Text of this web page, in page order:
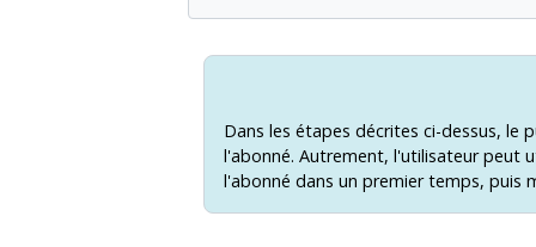
Dans les étapes décrites ci-dessus,
l'abonné. Autrement, l'utilisateur peut
l'abonné dans un premier temps, puis